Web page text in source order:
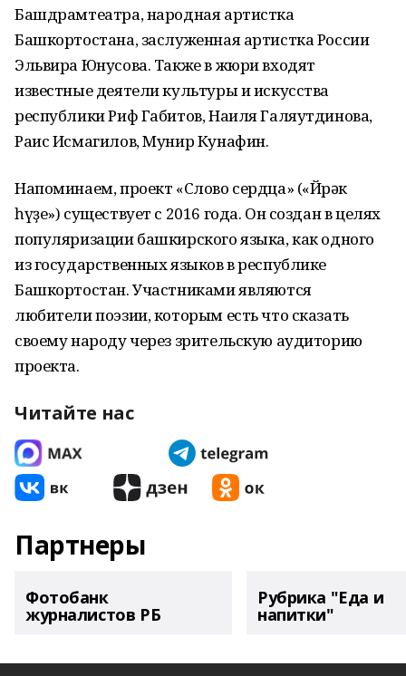
Башдрамтеатра, народная артистка
Башкортостана, заслуженная артистка России
Эльвира Юнусова. Также в жюри входят
известные деятели культуры и искусства
республики Риф Габитов, Наиля Галяутдинова,
Раис Исмагилов, Мунир Кунафин.
Напоминаем, проект «Слово сердца» («Йөрәк
һүҙе») существует с 2016 года. Он создан в целях
популяризации башкирского языка, как одного
из государственных языков в республике
Башкортостан. Участниками являются
любители поэзии, которым есть что сказать
своему народу через зрительскую аудиторию
проекта.
Читайте нас
Партнеры
Фотобанк
журналистов РБ
Рубрика "Еда и
напитки"